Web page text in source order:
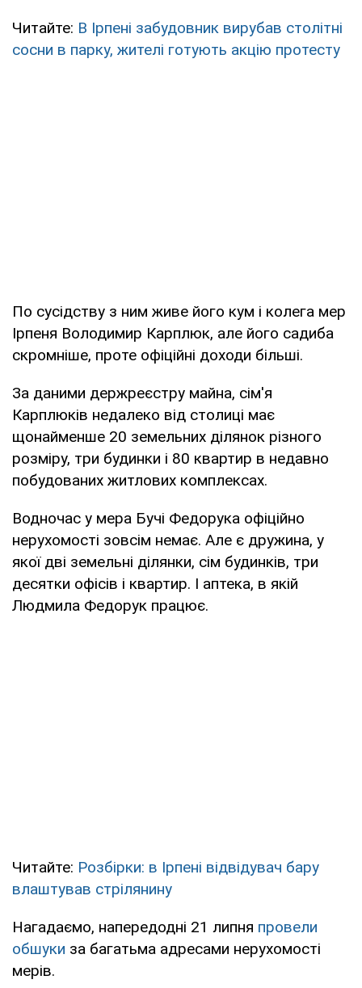
Читайте: В Ірпені забудовник вирубав столітні
сосни в парку, жителі готують акцію протесту
По сусідству з ним живе його кум і колега мер
Ірпеня Володимир Карплюк, але його садиба
скромніше, проте офіційні доходи більші.
За даними держреєстру майна, сім'я
Карплюків недалеко від столиці має
щонайменше 20 земельних ділянок різного
розміру, три будинки і 80 квартир в недавно
побудованих житлових комплексах.
Водночас у мера Бучі Федорука офіційно
нерухомості зовсім немає. Але є дружина, у
якої дві земельні ділянки, сім будинків, три
десятки офісів і квартир. І аптека, в якій
Людмила Федорук працює.
Читайте: Розбірки: в Ірпені відвідувач бару
влаштував стрілянину
Нагадаємо, напередодні 21 липня провели
обшуки за багатьма адресами нерухомості
мерів.